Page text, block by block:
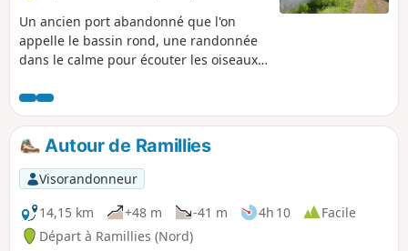
Un ancien port abandonné que l'on
appelle le bassin rond, une randonnée
dans le calme pour écouter les oiseaux,
une guinguette au bord de l'eau. Étang
,rivière, prairie, trois villages à traverser,
de quoi passer une belle petite journée
en famille.
Autour de Ramillies
Visorandonneur
14,15 km
+48 m -41 m 4h 10
Facile
Départ à Ramillies (Nord)